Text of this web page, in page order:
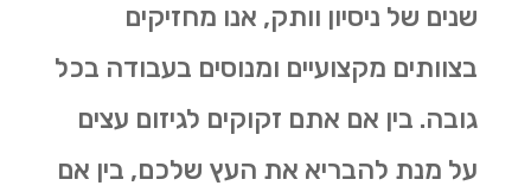
שנים של ניסיון וותק, אנו מחזיקים
בצוותים מקצועיים ומנוסים בעבודה בכל
גובה. בין אם אתם זקוקים לגיזום עצים
על מנת להבריא את העץ שלכם, בין אם